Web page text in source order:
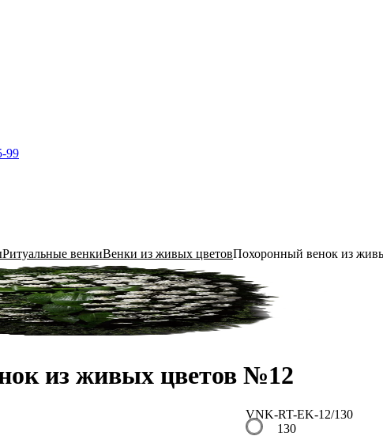
«Ритуал-ГРАТЭК»
99
Ритуальные венкиВенки из живых цветовПохоронный венок из
из живых цветов №12
VNK-RT-EK-12/130
130